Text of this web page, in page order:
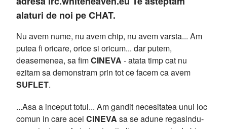
alaturi de noi pe CHAT.
Nu avem nume, nu avem chip, nu avem varsta... Am
putea fi oricare, orice si oricum... dar putem,
deasemenea, sa fimCINEVA - atata timp cat nu
ezitam sa demonstram prin tot ce facem ca avem
SUFLET.
...Asa a inceput totul... Am gandit necesitatea unui loc
comun in care acei CINEVA sa se adune regasindu-